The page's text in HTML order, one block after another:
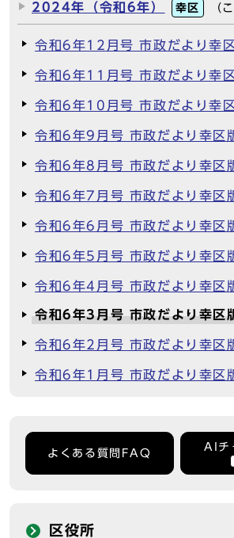
2024年（令和6年） 幸区 （
令和6年12月号 市政だより幸
令和6年11月号 市政だより幸
令和6年10月号 市政だより幸
令和6年9月号 市政だより幸区
令和6年8月号 市政だより幸区
令和6年7月号 市政だより幸区
令和6年6月号 市政だより幸区
令和6年5月号 市政だより幸区
令和6年4月号 市政だより幸区
令和6年3月号 市政だより幸区
令和6年2月号 市政だより幸区
令和6年1月号 市政だより幸区
よくある質問FAQ
AIチ
区役所